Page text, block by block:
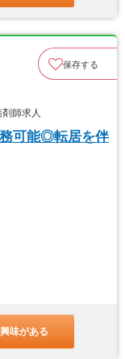
保存する
師求人
務可能◎転居を伴
味がある